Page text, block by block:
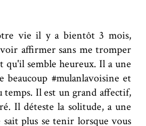
vie il y a bientôt 3 mois,
affirmer sans me tromper
semble heureux. Il a une
#mulanlavoisine et
temps. Il est un grand affectif,
Il déteste la solitude, a une
plus se tenir lorsque vous